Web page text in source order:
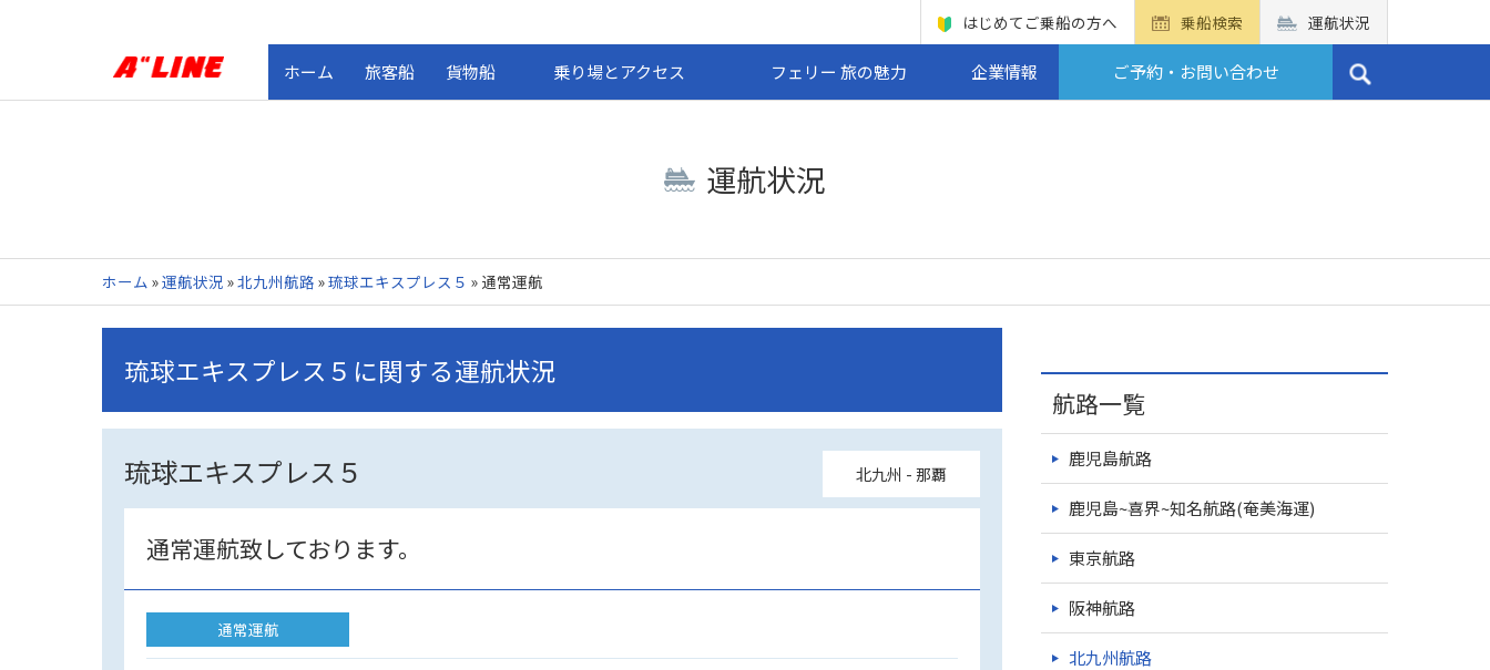
はじめてご乗船の方へ 乗船検索 運航状況
ホーム 旅客船 貨物船 乗り場とアクセス フェリー 旅の魅力 企業情報 ご予約・お問い合わせ
運航状況
ホーム »運航状況 »北九州航路 »琉球エキスプレス５ » 通常運航
琉球エキスプレス５に関する運航状況
琉球エキスプレス５ 北九州 - 那覇
通常運航致しております。
通常運航
航路一覧
鹿児島航路
鹿児島~喜界~知名航路(奄美海運)
東京航路
阪神航路
北九州航路